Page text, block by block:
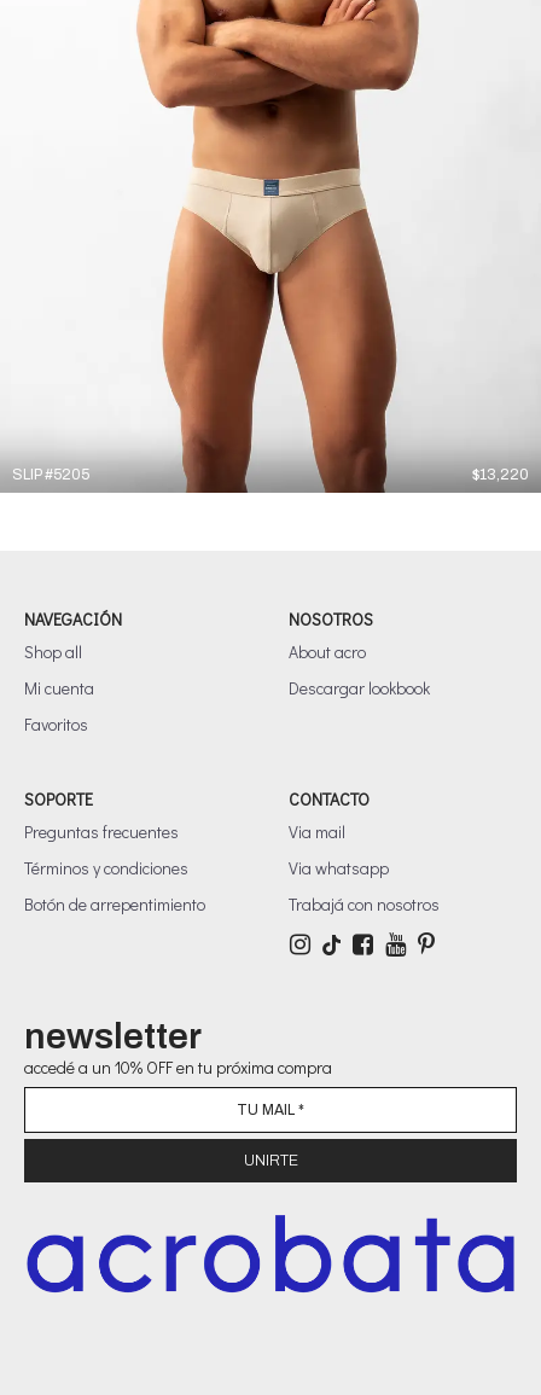
SLIP #5205 $13,220
NAVEGACIÓN
Shop all
Mi cuenta
Favoritos
NOSOTROS
About acro
Descargar lookbook
SOPORTE
Preguntas frecuentes
Términos y condiciones
Botón de arrepentimiento
CONTACTO
Via mail
Via whatsapp
Trabajá con nosotros
newsletter
accedé a un 10% OFF en tu próxima compra